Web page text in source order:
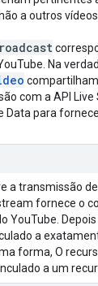
a outros vídeos
Na
compartilham
com a API
Data para
a transmissão
fornece o
YouTube.
a
forma, O
a um